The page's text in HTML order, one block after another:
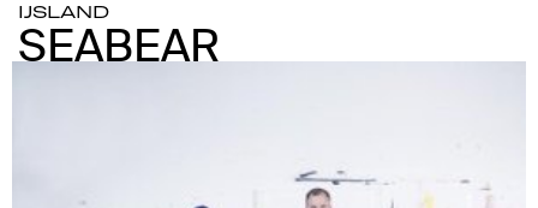
IJSLAND
SEABEAR
SEABEAR